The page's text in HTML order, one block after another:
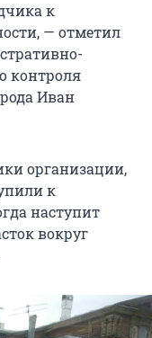
к
— отметил
контроля
Иван
организации,
к
наступит
вокруг